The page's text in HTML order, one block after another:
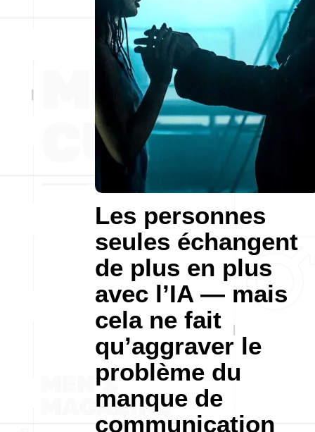
Les personnes
seules échangent
de plus en plus
avec l’IA — mais
cela ne fait
qu’aggraver le
problème du
manque de
communication